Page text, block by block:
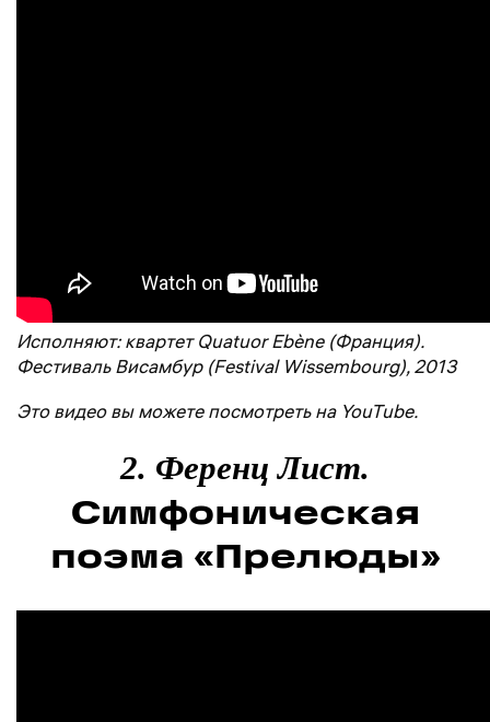
Исполняют: квартет Quatuor Ebène (Франция).
Фестиваль Висамбур (Festival Wissembourg), 2013
Это видео вы можете посмотреть на YouTube.
2. Ференц Лист.
Симфоническая
поэма «Прелюды»